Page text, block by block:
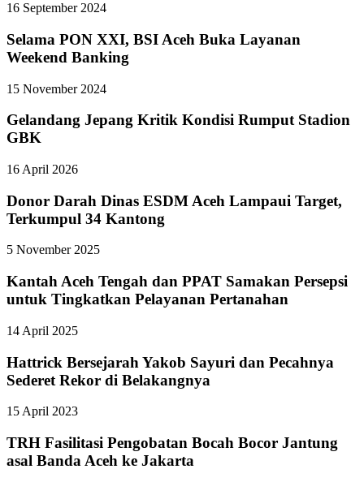
16 September 2024
Selama PON XXI, BSI Aceh Buka Layanan
Weekend Banking
15 November 2024
Gelandang Jepang Kritik Kondisi Rumput Stadion
GBK
16 April 2026
Donor Darah Dinas ESDM Aceh Lampaui Target,
Terkumpul 34 Kantong
5 November 2025
Kantah Aceh Tengah dan PPAT Samakan Persepsi
untuk Tingkatkan Pelayanan Pertanahan
14 April 2025
Hattrick Bersejarah Yakob Sayuri dan Pecahnya
Sederet Rekor di Belakangnya
15 April 2023
TRH Fasilitasi Pengobatan Bocah Bocor Jantung
asal Banda Aceh ke Jakarta